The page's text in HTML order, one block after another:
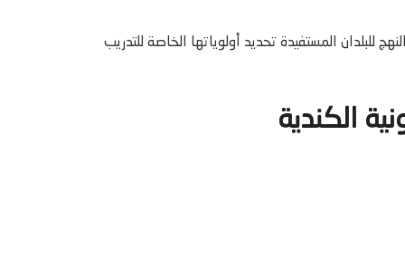
للبلدان المستفيدة تحديد أولوياتها الخاصة للتدريب
الكندية